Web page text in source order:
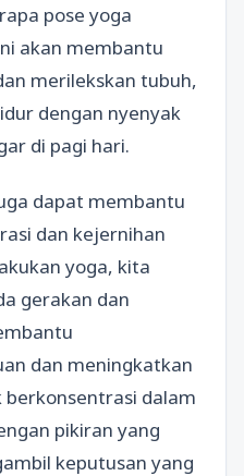
pose yoga
akan membantu
merilekskan tubuh,
dengan nyenyak
di pagi hari.
dapat membantu
dan kejernihan
yoga, kita
gerakan dan
dan meningkatkan
dalam
pikiran yang
keputusan yang